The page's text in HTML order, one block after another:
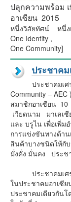
ปลุกความพร้อม เ
อาเซียน 2015
หนึ่งวิสัยทัศน์ หนึ่ง
One Identity ,
One Community]
ประชาคม
ประชาคมเศ
Community –
สมาชิกอาเซียน
เวียดนาม มาเล
และ บรูไน เพื่อเพิ่ม
การแข่งขันทางด้า
สินค้าบางชนิดให้กั
มั่งคั่ง มั่นคง ประช
ประชาคมเศรษ
ในประชาคมอาเซี
ประชาคมเดียวกันโ